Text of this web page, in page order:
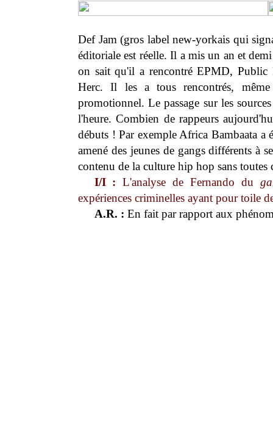
Def Jam (gros label new-yorkais qui
éditoriale est réelle. Il a mis un an et
on sait qu'il a rencontré EPMD,
Herc. Il les a tous rencontrés,
promotionnel. Le passage sur les
l'heure. Combien de rappeurs
débuts ! Par exemple Africa Bambaata a
amené des jeunes de gangs différents à
contenu de la culture hip hop sans toutes
I/I :L'analyse de Fernando du
expériences criminelles ayant pour toile
A.R. : En fait par rapport aux